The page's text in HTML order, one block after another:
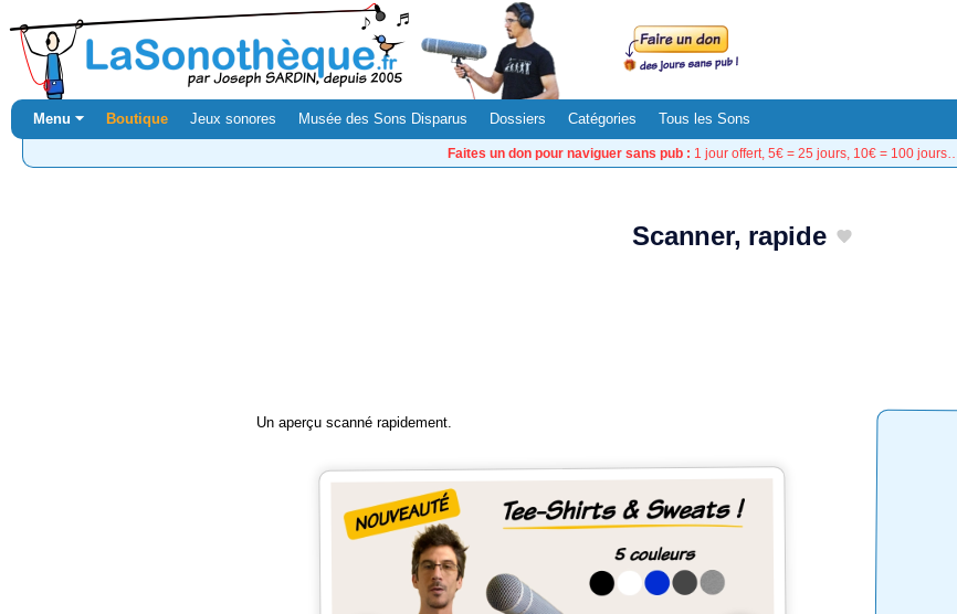
Menu ⏷ Boutique Jeux sonores Musée des Sons Disparus Dossiers Catégories Tous les Sons
Faites un don pour naviguer sans pub : 1 jour offert, 5€ = 25 jours, 10€ = 100 jours…
Scanner, rapide
Un aperçu scanné rapidement.